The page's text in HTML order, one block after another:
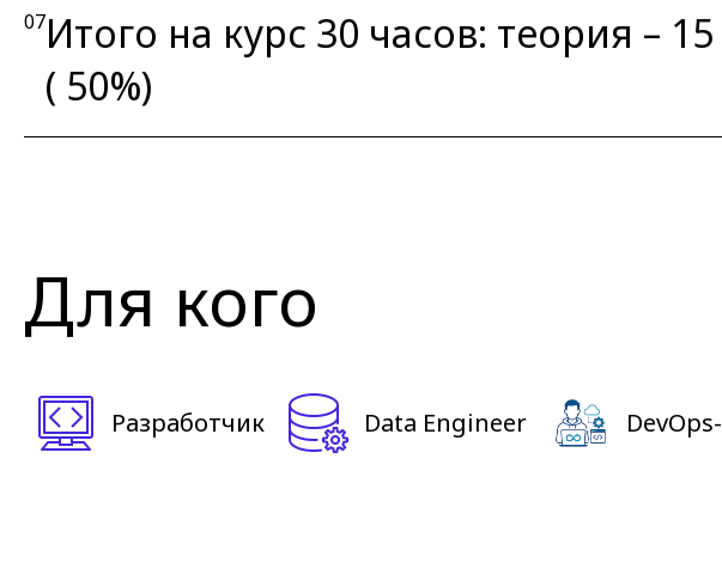
07Итого на курс 30 часов: теория –
( 50%)
Для кого
Разработчик Data Engineer